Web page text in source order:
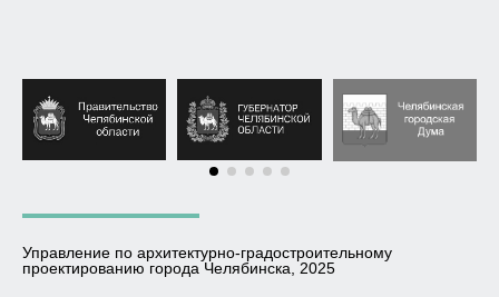
Управление по архитектурно-градостроительному
проектированию города Челябинска, 2025